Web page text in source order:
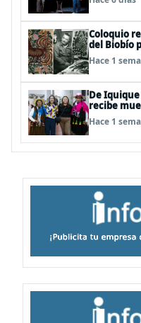
Coloquio
del Biobío
del artista
Héctor
Hace 1
De
recibe
que
Hace 1